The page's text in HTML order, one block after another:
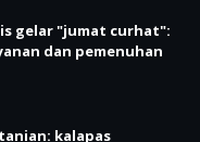
gelar "jumat curhat":
dan pemenuhan
kalapas